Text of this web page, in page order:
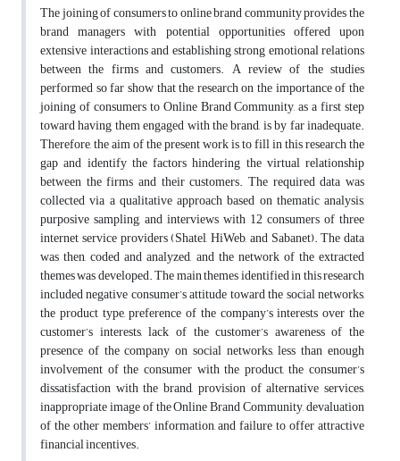
The joining of consumers to online brand community provides the
brand managers with potential opportunities offered upon
extensive interactions and establishing strong emotional relations
between the firms and customers. A review of the studies
performed so far show that the research on the importance of the
joining of consumers to Online Brand Community, as a first step
toward having them engaged with the brand, is by far inadequate.
Therefore, the aim of the present work is to fill in this research the
gap and identify the factors hindering the virtual relationship
between the firms and their customers. The required data was
collected via a qualitative approach based on thematic analysis,
purposive sampling, and interviews with 12 consumers of three
internet service providers (Shatel, HiWeb, and Sabanet). The data
was then, coded and analyzed, and the network of the extracted
themes was developed. The main themes identified in this research
included negative consumer’s attitude toward the social networks,
the product type, preference of the company’s interests over the
customer’s interests, lack of the customer’s awareness of the
presence of the company on social networks, less than enough
involvement of the consumer with the product, the consumer’s
dissatisfaction with the brand, provision of alternative services,
inappropriate image of the Online Brand Community, devaluation
of the other members’ information, and failure to offer attractive
financial incentives.